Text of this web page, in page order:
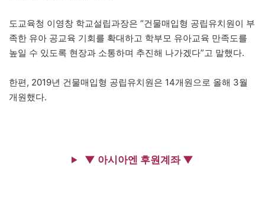
도교육청 이영창 학교설립과장은 “건물매입형 공립유치원이 부
족한 유아 공교육 기회를 확대하고 학부모 유아교육 만족도를
높일 수 있도록 현장과 소통하며 추진해 나가겠다”고 말했다.
한편, 2019년 건물매입형 공립유치원은 14개원으로 올해 3월
개원했다.
▼ 아시아엔 후원계좌 ▼